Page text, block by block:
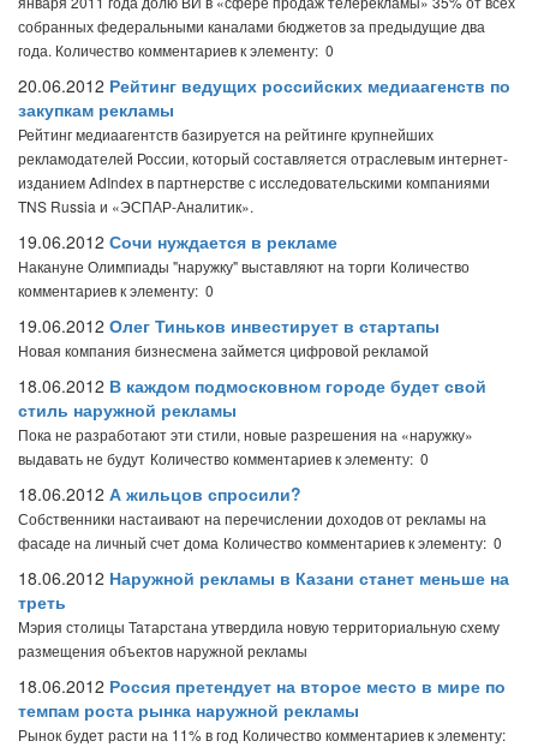
собранных федеральными каналами бюджетов за предыдущие два
года. Количество комментариев к элементу: 0
20.06.2012 Рейтинг ведущих российских медиаагенств по
закупкам рекламы
Рейтинг медиаагентств базируется на рейтинге крупнейших
рекламодателей России, который составляется отраслевым интернет-
изданием AdIndex в партнерстве с исследовательскими компаниями
TNS Russia и «ЭСПАР-Аналитик».
19.06.2012 Сочи нуждается в рекламе
Накануне Олимпиады "наружку" выставляют на торги Количество
комментариев к элементу: 0
19.06.2012 Олег Тиньков инвестирует в стартапы
Новая компания бизнесмена займется цифровой рекламой
18.06.2012 В каждом подмосковном городе будет свой
стиль наружной рекламы
Пока не разработают эти стили, новые разрешения на «наружку»
выдавать не будут Количество комментариев к элементу: 0
18.06.2012 А жильцов спросили?
Собственники настаивают на перечислении доходов от рекламы на
фасаде на личный счет дома Количество комментариев к элементу: 0
18.06.2012 Наружной рекламы в Казани станет меньше на
треть
Мэрия столицы Татарстана утвердила новую территориальную схему
размещения объектов наружной рекламы
18.06.2012 Россия претендует на второе место в мире по
темпам роста рынка наружной рекламы
Рынок будет расти на 11% в год Количество комментариев к элементу: